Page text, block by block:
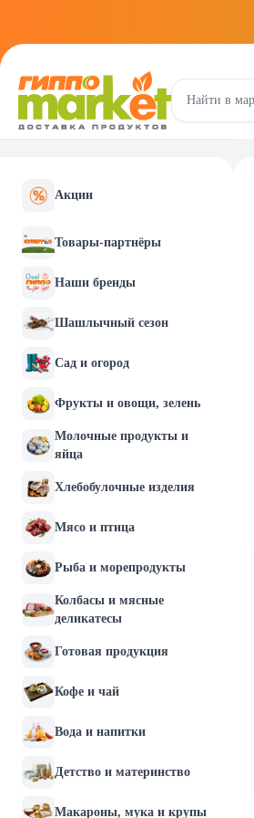
Акции
Товары-партнёры
Наши бренды
Шашлычный сезон
Сад и огород
Фрукты и овощи, зелень
Молочные продукты и
яйца
Хлебобулочные изделия
Мясо и птица
Рыба и морепродукты
Колбасы и мясные
деликатесы
Готовая продукция
Кофе и чай
Вода и напитки
Детство и материнство
Макароны, мука и крупы